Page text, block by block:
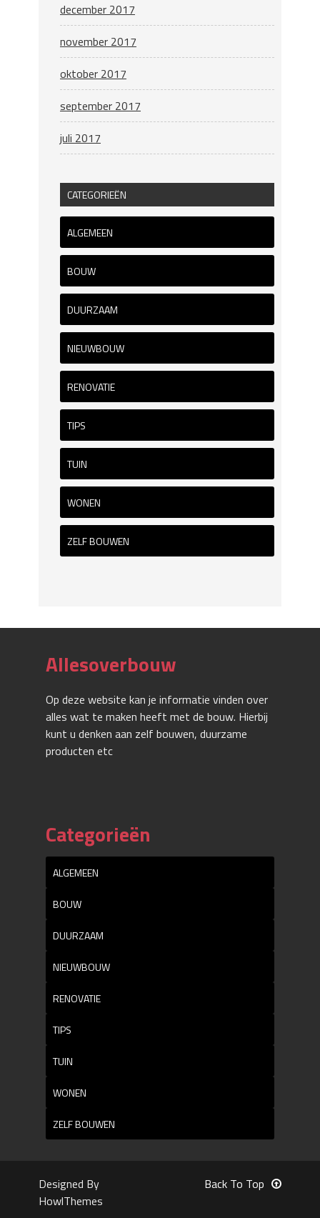
december 2017
november 2017
oktober 2017
september 2017
juli 2017
CATEGORIEËN
ALGEMEEN
BOUW
DUURZAAM
NIEUWBOUW
RENOVATIE
TIPS
TUIN
WONEN
ZELF BOUWEN
Allesoverbouw
Op deze website kan je informatie vinden over
alles wat te maken heeft met de bouw. Hierbij
kunt u denken aan zelf bouwen, duurzame
producten etc
Categorieën
ALGEMEEN
BOUW
DUURZAAM
NIEUWBOUW
RENOVATIE
TIPS
TUIN
WONEN
ZELF BOUWEN
Designed By
HowlThemes
Back To Top